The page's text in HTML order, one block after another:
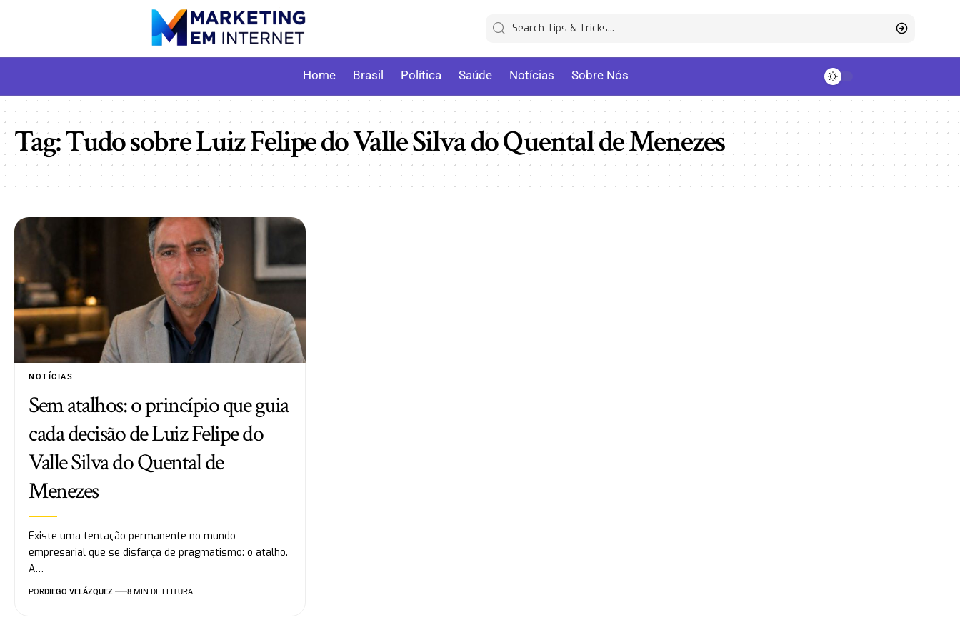
Home Brasil Política Saúde Notícias Sobre Nós
Tag:Tudo sobre Luiz Felipe do Valle Silva do Quental de Menezes
NOTÍCIAS
Sem atalhos: o princípio que guia
cada decisão de Luiz Felipe do
Valle Silva do Quental de
Menezes
Existe uma tentação permanente no mundo
empresarial que se disfarça de pragmatismo: o atalho.
A…
PORDIEGO VELÁZQUEZ 8 MIN DE LEITURA